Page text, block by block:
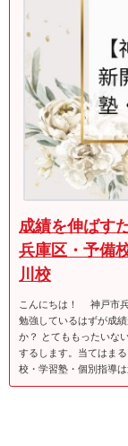
成績を伸ばす
兵庫区・予備
川校
こんにちは！ 神戸市
勉強しているはずが成
か？ とてももったいな
するします。当てはま
校・学習塾・個別指導